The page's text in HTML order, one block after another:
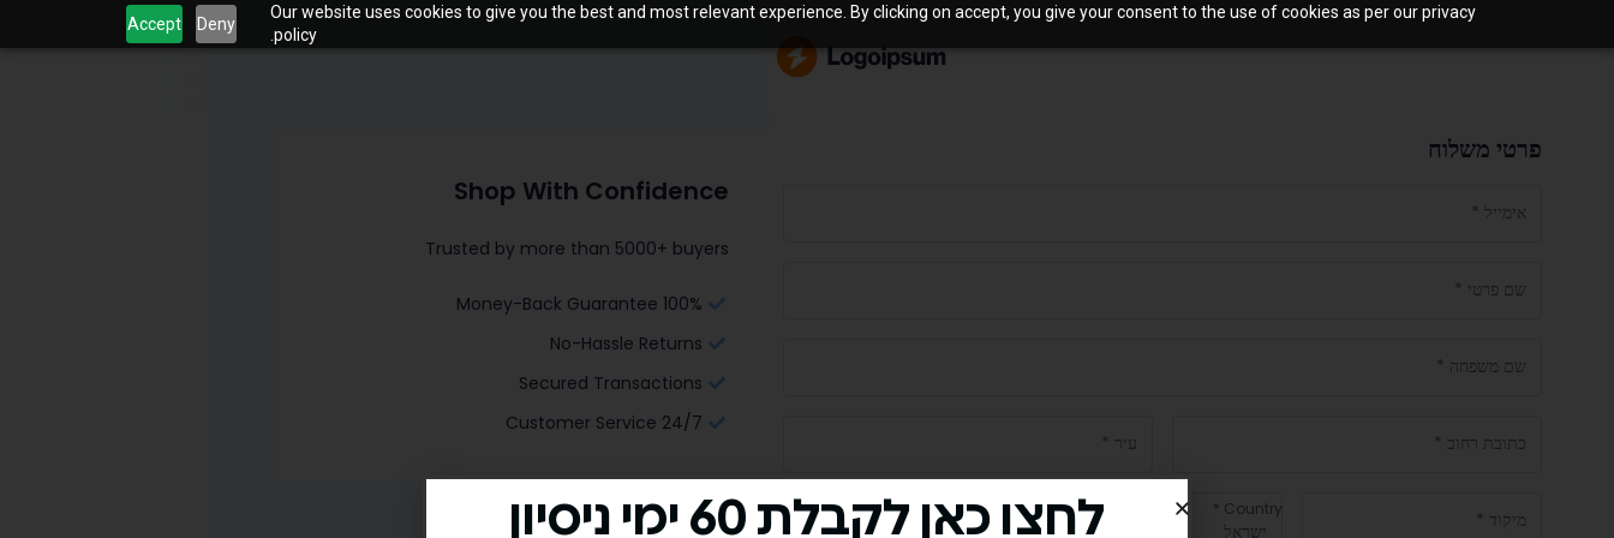
Our website uses cookies to give you the best and most relevant experience. By clicking on accept, you give your consent to the use of cookies as per our privacy
policy.
Deny
Accept
Payment
Payment
פרטי משלוח
Country
*
ישראל
Shop With Confidence
Trusted by more than 5000+ buyers
100% Money-Back Guarantee
No-Hassle Returns
Secured Transactions
24/7 Customer Service
לחצו כאן לקבלת 60 ימי ניסיון